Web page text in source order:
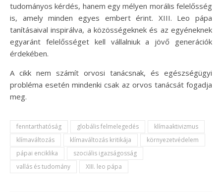
tudományos kérdés, hanem egy mélyen morális felelősség
is, amely minden egyes embert érint. XIII. Leo pápa
tanításaival inspirálva, a közösségeknek és az egyéneknek
egyaránt felelősséget kell vállalniuk a jövő generációk
érdekében.
A cikk nem számít orvosi tanácsnak, és egészségügyi
probléma esetén mindenki csak az orvos tanácsát fogadja
meg.
fenntarthatóság globális felmelegedés
klímaaktivizmus
klímaváltozás
klímaváltozás kritikája
környezetvédelem
pápai enciklika
szociális igazságosság
vallás és tudomány
XIII. leo pápa